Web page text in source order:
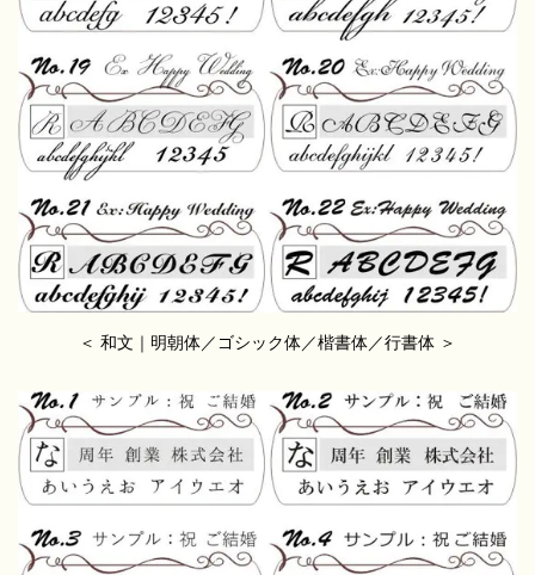
＜ 和文｜明朝体／ゴシック体／楷書体／行書体 ＞